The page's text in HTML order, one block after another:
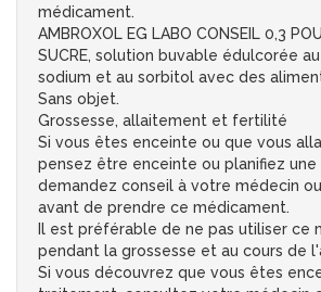
médicament.
AMBROXOL EG LABO CONSEIL 0,3
SUCRE, solution buvable édulcorée
sodium et au sorbitol avec des
Sans objet.
Grossesse, allaitement et fertilité
Si vous êtes enceinte ou que vous
pensez être enceinte ou planifiez une
demandez conseil à votre médecin
avant de prendre ce médicament.
Il est préférable de ne pas utiliser ce
pendant la grossesse et au cours de
Si vous découvrez que vous êtes